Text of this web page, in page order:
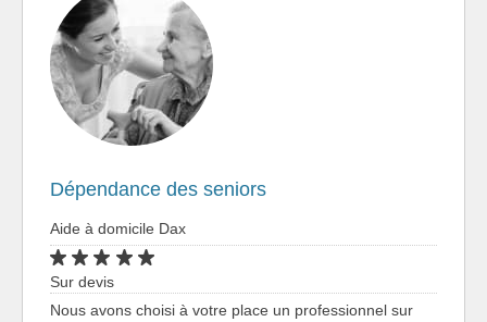
Dépendance des seniors
Aide à domicile Dax
Sur devis
Nous avons choisi à votre place un professionnel sur